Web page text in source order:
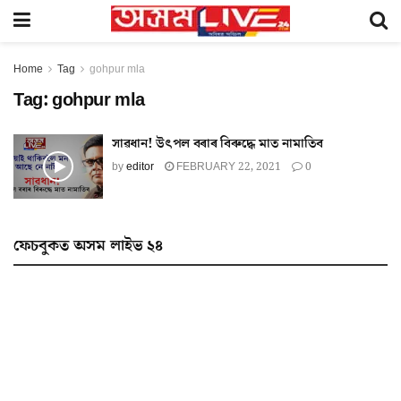
Home Tag gohpur mla
Tag:gohpur mla
সাৱধান! উৎপল বৰাৰ বিৰুদ্ধে মাত নামাতিব
byeditor FEBRUARY 22, 2021 0
ফেচবুকত অসম লাইভ ২৪